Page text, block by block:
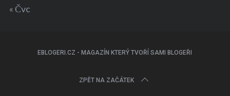
« Čvc
EBLOGERI.CZ - MAGAZÍN KTERÝ TVOŘÍ SAMI BLOGEŘI
ZPĚT NA ZAČÁTEK